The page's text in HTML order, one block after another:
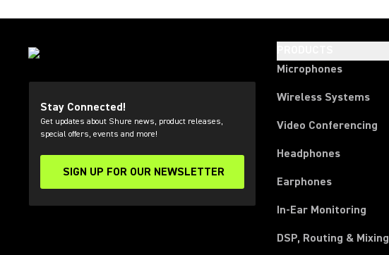
Stay Connected!
Get updates about Shure news, product releases,
special offers, events and more!
SIGN UP FOR OUR NEWSLETTER
(Opens in a new tab)
Microphones
Wireless Systems
Video Conferencing
Headphones
Earphones
In-Ear Monitoring
DSP, Routing & Mixing